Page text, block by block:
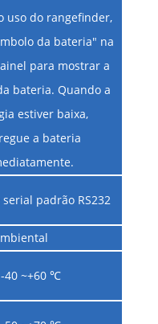
uso do rangefinder,
da bateria" na
para mostrar a
bateria. Quando a
estiver baixa,
a bateria
padrão RS232
-40 ~+60 ℃